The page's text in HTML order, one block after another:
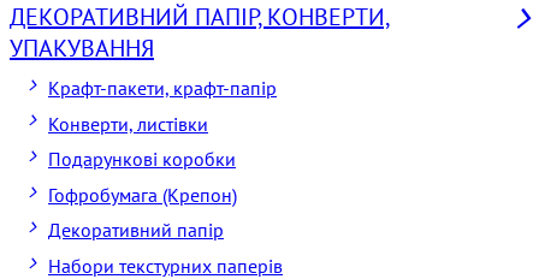
ДЕКОРАТИВНИЙ ПАПІР, КОНВЕРТИ,
УПАКУВАННЯ
Крафт-пакети, крафт-папір
Конверти, листівки
Подарункові коробки
Гофробумага (Крепон)
Декоративний папір
Набори текстурних паперів